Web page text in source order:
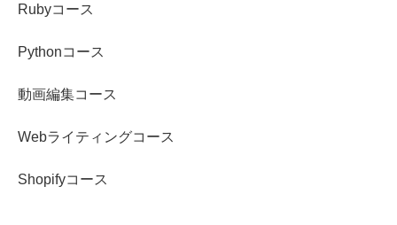
Rubyコース
Pythonコース
動画編集コース
Webライティングコース
Shopifyコース